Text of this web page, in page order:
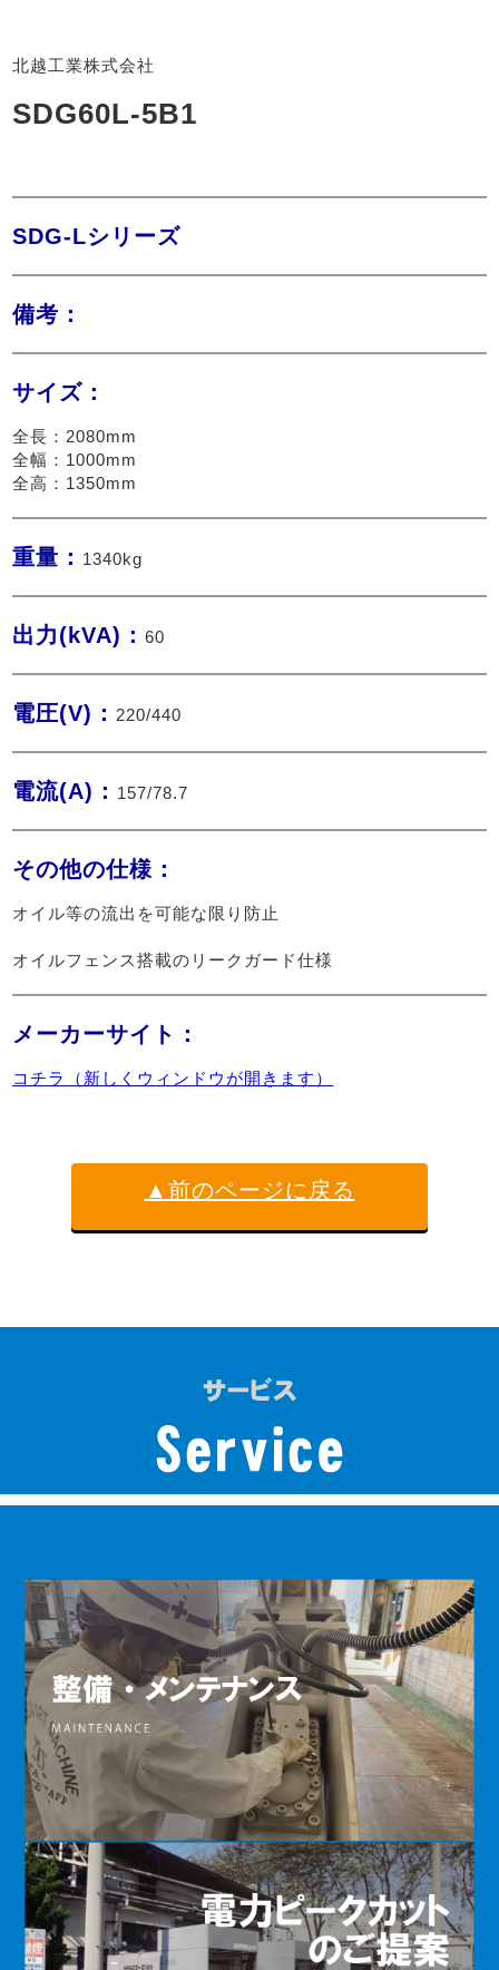
北越工業株式会社
SDG60L-5B1
SDG-Lシリーズ
備考：
サイズ：
全長：2080mm
全幅：1000mm
全高：1350mm
重量： 1340kg
出力(kVA)：60
電圧(V)： 220/440
電流(A)： 157/78.7
その他の仕様：
オイル等の流出を可能な限り防止
オイルフェンス搭載のリークガード仕様
メーカーサイト：
コチラ（新しくウィンドウが開きます）
▲前のページに戻る